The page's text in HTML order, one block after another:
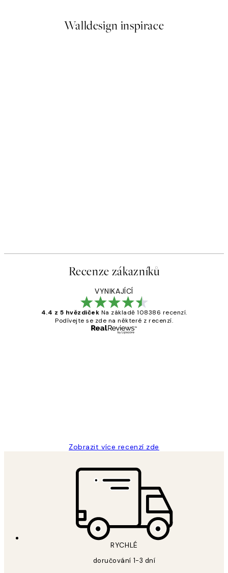
Walldesign inspirace
Recenze zákazníků
VYNIKAJÍCÍ
4.4 z 5 hvězdiček Na základě 108386 recenzí.
Podívejte se zde na některé z recenzí.
Zobrazit více recenzí zde
RYCHLÉ
doručování 1-3 dní